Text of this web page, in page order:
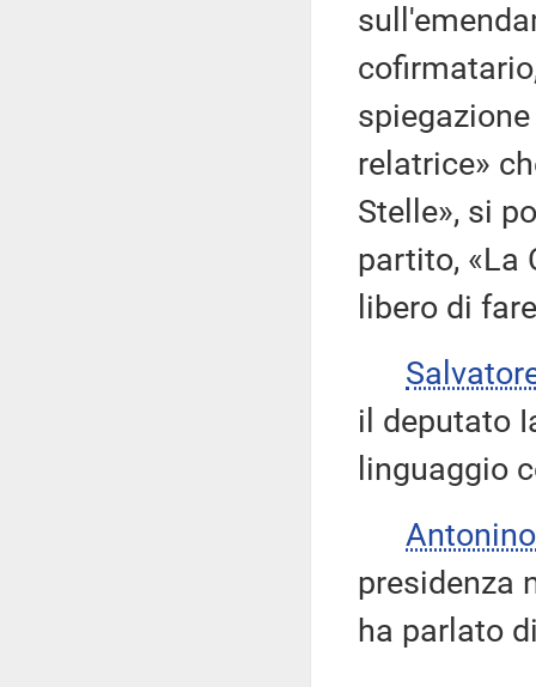
relatrice»
Stelle», si
partito, «La
libero di
il deputato
linguaggio
presidenza
ha parlato